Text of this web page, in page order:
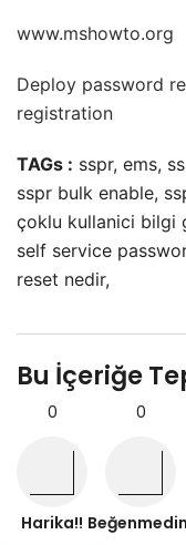
www.mshowto.org
Deploy password
registration
TAGs : sspr, ems,
sspr bulk enable,
çoklu kullanici bilgi
self service
reset nedir,
Bu İçeriğe
0
Harika!!
0